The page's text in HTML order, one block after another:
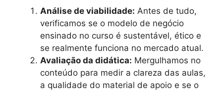
Análise de viabilidade: Antes de tudo,
verificamos se o modelo de negócio
ensinado no curso é sustentável, ético e
se realmente funciona no mercado atual.
Avaliação da didática: Mergulhamos no
conteúdo para medir a clareza das aulas,
a qualidade do material de apoio e se o